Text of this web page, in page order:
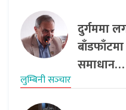
दुर्गममा
समाधान…
लुम्बिनी सञ्‍चार